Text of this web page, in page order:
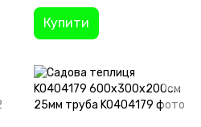
Купити